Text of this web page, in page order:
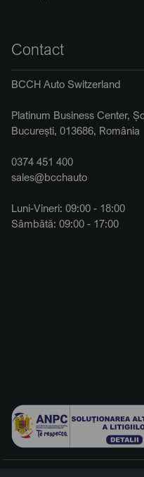
Contact
BCCH Auto Switzerland
Platinum Business Center,
București, 013686, România
0374 451 400
sales@bcchauto
Luni-Vineri: 09:00 - 18:00
Sâmbătă: 09:00 - 17:00